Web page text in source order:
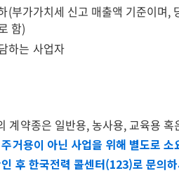
(부가가치세 신고 매출액 기준이며,
함)
하는 사업자
계약종은 일반용, 농사용, 교육용
주거용이 아닌 사업을 위해 별도로
후 한국전력 콜센터(123)로 문의